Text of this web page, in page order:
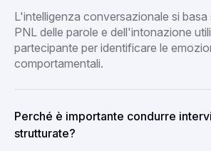
L'intelligenza conversazionale si basa
PNL delle parole e dell'intonazione
partecipante per identificare le
comportamentali.
Perché è importante condurre
strutturate?